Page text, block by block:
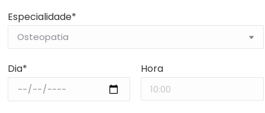
Especialidade*
Dia* Hora